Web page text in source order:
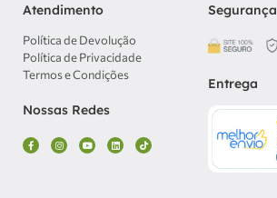
Atendimento
Política de Devolução
Política de Privacidade
Termos e Condições
Nossas Redes
F
a
c
I
n
s
Y
o
u
L
i
n
T
i
k
Segurança
Entrega